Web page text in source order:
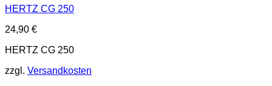
HERTZ CG 250
24,90 €
HERTZ CG 250
zzgl. Versandkosten